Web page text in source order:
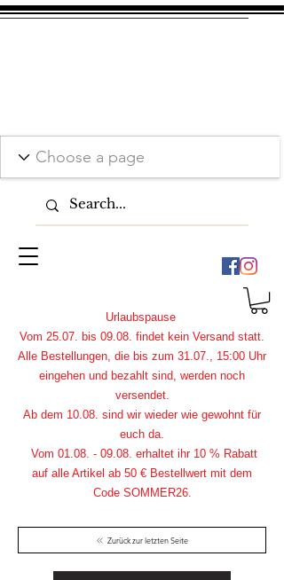
Zurück zur letzten Seite
Urlaubspause
Vom 25.07. bis 09.08. findet kein Versand statt.
Alle Bestellungen, die bis zum 31.07., 15:00 Uhr
eingehen und bezahlt sind, werden noch
versendet.
Ab dem 10.08. sind wir wieder wie gewohnt für
euch da.
Vom 01.08. - 09.08. erhaltet ihr 10 % Rabatt
auf alle Artikel ab 50 € Bestellwert mit dem
Code SOMMER26.